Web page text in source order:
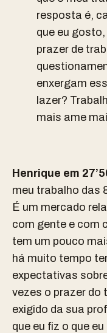
resposta é,
que eu
prazer de
enxergam
lazer?
mais ame
Henrique em
meu trabalho das
É um mercado
com gente e com
tem um pouco
há muito tempo
expectativas
vezes o prazer do
exigido da sua
que eu fiz o que